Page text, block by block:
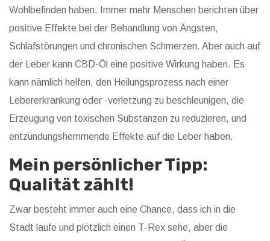
Wohlbefinden haben. Immer mehr Menschen berichten über
positive Effekte bei der Behandlung von Ängsten,
Schlafstörungen und chronischen Schmerzen. Aber auch auf
der Leber kann CBD-Öl eine positive Wirkung haben. Es
kann nämlich helfen, den Heilungsprozess nach einer
Lebererkrankung oder -verletzung zu beschleunigen, die
Erzeugung von toxischen Substanzen zu reduzieren, und
entzündungshemmende Effekte auf die Leber haben.
Mein persönlicher Tipp:
Qualität zählt!
Zwar besteht immer auch eine Chance, dass ich in die
Stadt laufe und plötzlich einen T-Rex sehe, aber die